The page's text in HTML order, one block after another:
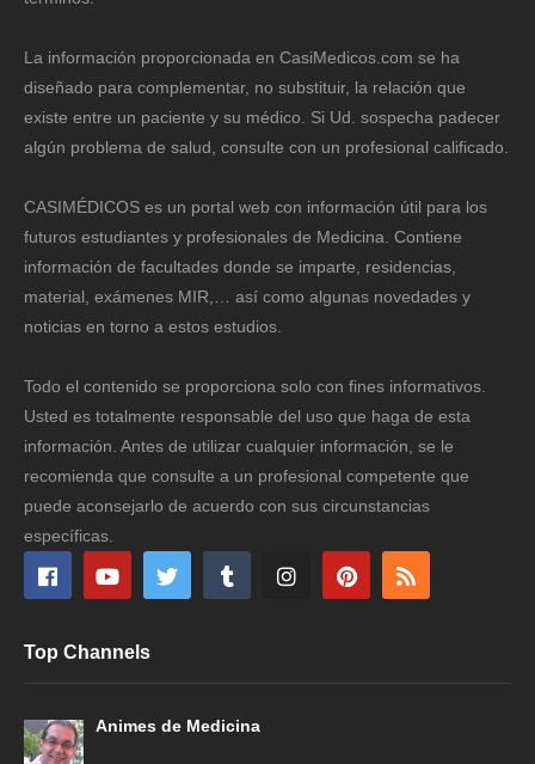
La información proporcionada en CasiMedicos.com se ha
diseñado para complementar, no substituir, la relación que
existe entre un paciente y su médico. Si Ud. sospecha padecer
algún problema de salud, consulte con un profesional calificado.
CASIMÉDICOS es un portal web con información útil para los
futuros estudiantes y profesionales de Medicina. Contiene
información de facultades donde se imparte, residencias,
material, exámenes MIR,… así como algunas novedades y
noticias en torno a estos estudios.
Todo el contenido se proporciona solo con fines informativos.
Usted es totalmente responsable del uso que haga de esta
información. Antes de utilizar cualquier información, se le
recomienda que consulte a un profesional competente que
puede aconsejarlo de acuerdo con sus circunstancias
específicas.
Top Channels
Animes de Medicina